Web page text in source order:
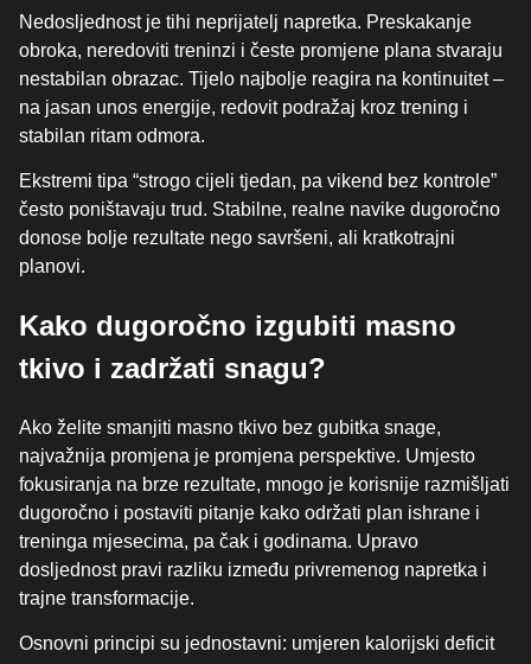
Nedosljednost je tihi neprijatelj napretka. Preskakanje
obroka, neredoviti treninzi i česte promjene plana stvaraju
nestabilan obrazac. Tijelo najbolje reagira na kontinuitet –
na jasan unos energije, redovit podražaj kroz trening i
stabilan ritam odmora.
Ekstremi tipa “strogo cijeli tjedan, pa vikend bez kontrole”
često poništavaju trud. Stabilne, realne navike dugoročno
donose bolje rezultate nego savršeni, ali kratkotrajni
planovi.
Kako dugoročno izgubiti masno
tkivo i zadržati snagu?
Ako želite smanjiti masno tkivo bez gubitka snage,
najvažnija promjena je promjena perspektive. Umjesto
fokusiranja na brze rezultate, mnogo je korisnije razmišljati
dugoročno i postaviti pitanje kako održati plan ishrane i
treninga mjesecima, pa čak i godinama. Upravo
dosljednost pravi razliku između privremenog napretka i
trajne transformacije.
Osnovni principi su jednostavni: umjeren kalorijski deficit